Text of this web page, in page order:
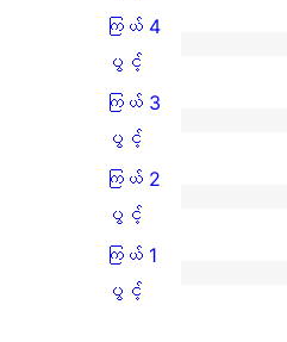
5
ပွင့်
အဆင့်
သုံးသပ်
ကြယ်
4
ပွင့်
အဆင့်
သုံးသပ်
ကြယ် 4
ပွင့်
ကြယ်
3
ပွင့်
အဆင့်
သုံးသပ်
ကြယ် 3
ပွင့်
ကြယ်
2
ပွင့်
ကြယ် 2
ပွင့်
ကြယ်
ကြယ် 1
ပွင့်